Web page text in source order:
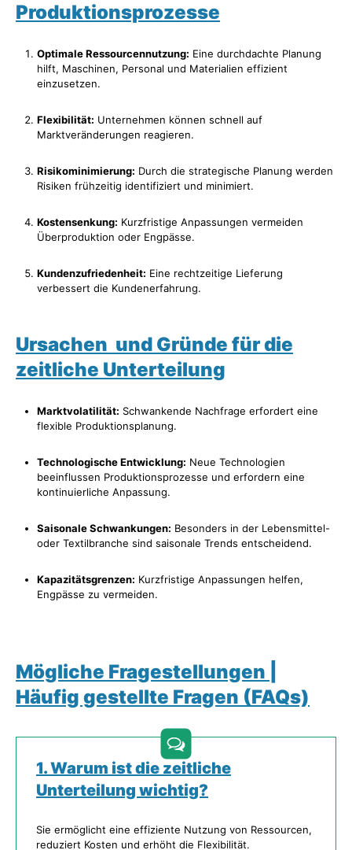
Produktionsprozesse
Optimale Ressourcennutzung: Eine durchdachte Planung
hilft, Maschinen, Personal und Materialien effizient
einzusetzen.
Flexibilität: Unternehmen können schnell auf
Marktveränderungen reagieren.
Risikominimierung: Durch die strategische Planung werden
Risiken frühzeitig identifiziert und minimiert.
Kostensenkung: Kurzfristige Anpassungen vermeiden
Überproduktion oder Engpässe.
Kundenzufriedenheit: Eine rechtzeitige Lieferung
verbessert die Kundenerfahrung.
Ursachen und Gründe für die
zeitliche Unterteilung
Marktvolatilität: Schwankende Nachfrage erfordert eine
flexible Produktionsplanung.
Technologische Entwicklung: Neue Technologien
beeinflussen Produktionsprozesse und erfordern eine
kontinuierliche Anpassung.
Saisonale Schwankungen: Besonders in der Lebensmittel-
oder Textilbranche sind saisonale Trends entscheidend.
Kapazitätsgrenzen: Kurzfristige Anpassungen helfen,
Engpässe zu vermeiden.
Mögliche Fragestellungen |
Häufig gestellte Fragen (FAQs)
1. Warum ist die zeitliche
Unterteilung wichtig?
Sie ermöglicht eine effiziente Nutzung von Ressourcen,
reduziert Kosten und erhöht die Flexibilität.